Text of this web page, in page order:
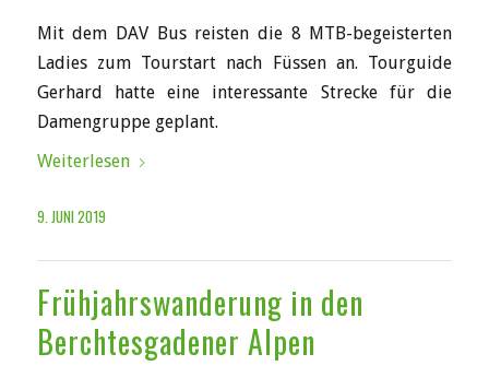
Mit dem DAV Bus reisten die 8 MTB-begeisterten
Ladies zum Tourstart nach Füssen an. Tourguide
Gerhard hatte eine interessante Strecke für die
Damengruppe geplant.
Weiterlesen
9. JUNI 2019
Frühjahrswanderung in den
Berchtesgadener Alpen